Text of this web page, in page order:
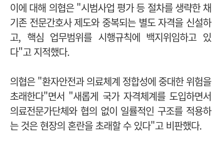
이에 대해 의협은 "시범사업 평가 등 절차를 생략한 채
기존 전문간호사 제도와 중복되는 별도 자격을 신설하
고, 핵심 업무범위를 시행규칙에 백지위임하고 있
다"고 지적했다.
의협은 "환자안전과 의료체계 정합성에 중대한 위험을
초래한다"면서 "새롭게 국가 자격체계를 도입하면서
의료전문가단체와 협의 없이 일률적인 구조를 적용하
는 것은 현장의 혼란을 초래할 수 있다"고 비판했다.